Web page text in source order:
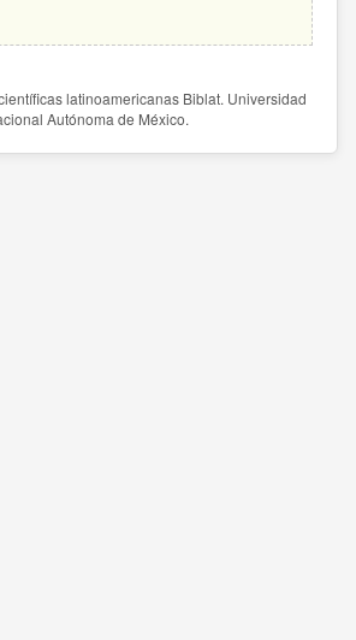
latinoamericanas Biblat. Universidad
Autónoma de México.